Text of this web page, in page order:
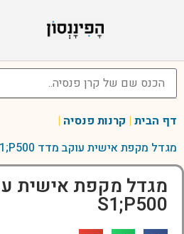
דף הבית | קרנות פנסיה |
מגדל מקפת אישית עוקב מדד S1;P500
מגדל מקפת אישית
S1;P500